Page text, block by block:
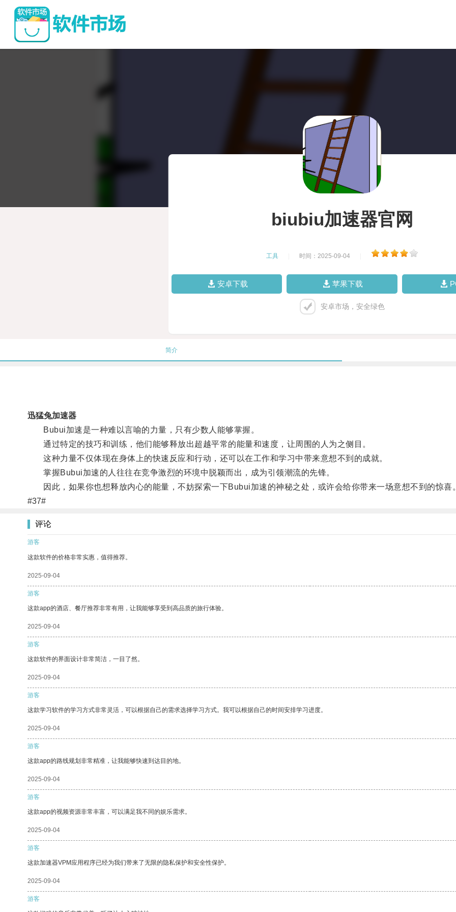
biubiu加速器官网
工具 时间：2025-09-04
安卓下载 苹果下载
安卓市场，安全绿色
简介
迅猛兔加速器
Bubui加速是一种难以言喻的力量，只有少数人能够掌握。
通过特定的技巧和训练，他们能够释放出超越平常的能量和速度，让周围的人为之侧目。
这种力量不仅体现在身体上的快速反应和行动，还可以在工作和学习中带来意想不到的成就。
掌握Bubui加速的人往往在竞争激烈的环境中脱颖而出，成为引领潮流的先锋。
因此，如果你也想释放内心的能量，不妨探索一下Bubui加速的神秘之处，或许会给你带来一场意想不到的惊喜。
#37#
评论
游客
这款软件的价格非常实惠，值得推荐。
2025-09-04
游客
这款app的酒店、餐厅推荐非常有用，让我能够享受到高品质的旅行体验。
2025-09-04
游客
这款软件的界面设计非常简洁，一目了然。
2025-09-04
游客
这款学习软件的学习方式非常灵活，可以根据自己的需求选择学习方式。我可以根据自己的时间安排学习进度。
2025-09-04
游客
这款app的路线规划非常精准，让我能够快速到达目的地。
2025-09-04
游客
这款app的视频资源非常丰富，可以满足我不同的娱乐需求。
2025-09-04
游客
这款加速器VPM应用程序已经为我们带来了无限的隐私保护和安全性保护。
2025-09-04
游客